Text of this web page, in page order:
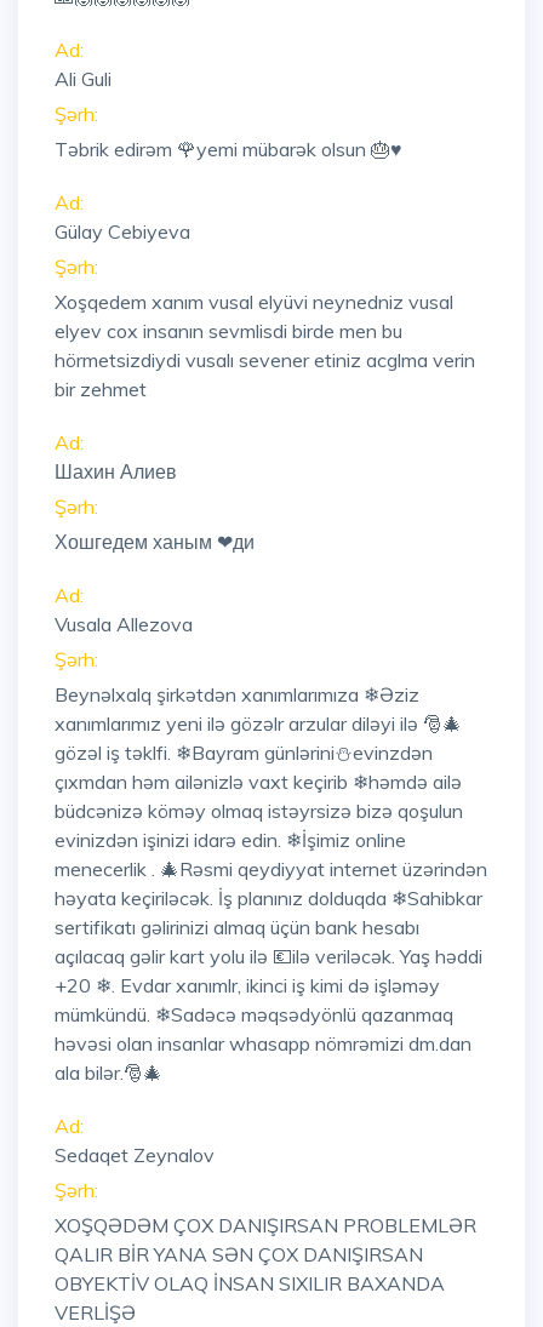
Ad:
Ali Guli
Şərh:
Təbrik edirəm 🌹yemi mübarək olsun 🎂♥️
Ad:
Gülay Cebiyeva
Şərh:
Xoşqedem xanım vusal elyüvi neynedniz vusal
elyev cox insanın sevmlisdi birde men bu
hörmetsizdiydi vusalı sevener etiniz acglma verin
bir zehmet
Ad:
Шахин Алиев
Şərh:
Хошгедем ханым ❤ди
Ad:
Vusala Allezova
Şərh:
Beynəlxalq şirkətdən xanımlarımıza ❄Əziz
xanımlarımız yeni ilə gözəlr arzular diləyi ilə 🎅🎄
gözəl iş təklfi. ❄Bayram günlərini⛄evinzdən
çıxmdan həm ailənizlə vaxt keçirib ❄həmdə ailə
büdcənizə köməy olmaq istəyrsizə bizə qoşulun
evinizdən işinizi idarə edin. ❄İşimiz online
menecerlik . 🎄Rəsmi qeydiyyat internet üzərindən
həyata keçiriləcək. İş planınız dolduqda ❄Sahibkar
sertifikatı gəlirinizi almaq üçün bank hesabı
açılacaq gəlir kart yolu ilə 💶ilə veriləcək. Yaş həddi
+20 ❄. Evdar xanımlr, ikinci iş kimi də işləməy
mümkündü. ❄Sadəcə məqsədyönlü qazanmaq
həvəsi olan insanlar whasapp nömrəmizi dm.dan
ala bilər.🎅🎄
Ad:
Sedaqet Zeynalov
Şərh:
XOŞQƏDƏM ÇOX DANIŞIRSAN PROBLEMLƏR
QALIR BİR YANA SƏN ÇOX DANIŞIRSAN
OBYEKTİV OLAQ İNSAN SIXILIR BAXANDA
VERLİŞƏ